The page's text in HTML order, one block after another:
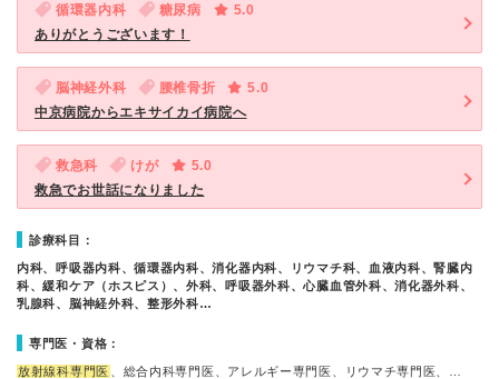
循環器内科 糖尿病
5.0
ありがとうございます！
脳神経外科 腰椎骨折
5.0
中京病院からエキサイカイ病院へ
救急科 けが
5.0
救急でお世話になりました
診療科目：
内科、呼吸器内科、循環器内科、消化器内科、リウマチ科、血液内科、腎臓内
科、緩和ケア（ホスピス）、外科、呼吸器外科、心臓血管外科、消化器外科、
乳腺科、脳神経外科、整形外科…
専門医・資格：
放射線科専門医 、総合内科専門医、アレルギー専門医、リウマチ専門医、…